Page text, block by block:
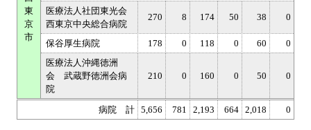
東
京
市
医療法人社団東光会
西東京中央総合病院
270 8 174 50 38 0
保谷厚生病院 178 0 118 0 60
0
医療法人沖縄徳洲
会 武蔵野徳洲会病
院
210 0 160 0 50 0
病院 計 5,656 781 2,193 664 2,018 0